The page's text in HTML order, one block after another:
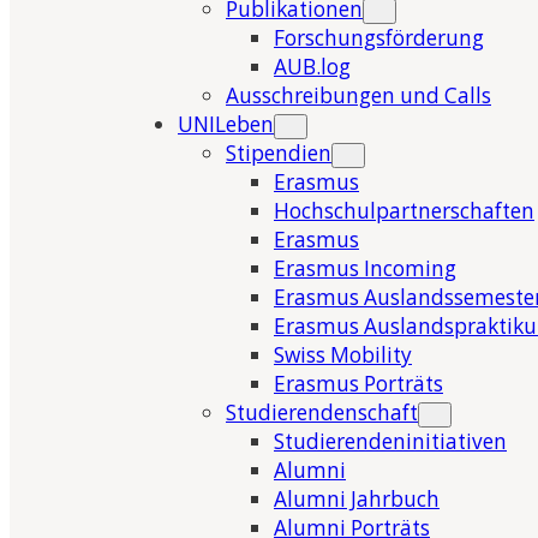
Publikationen
Forschungsförderung
AUB.log
Ausschreibungen und Calls
UNILeben
Stipendien
Erasmus
Hochschulpartnerschaften
Erasmus
Erasmus Incoming
Erasmus
Erasmus
Swiss Mobility
Erasmus Porträts
Studierendenschaft
Studierendeninitiativen
Alumni
Alumni Jahrbuch
Alumni Porträts